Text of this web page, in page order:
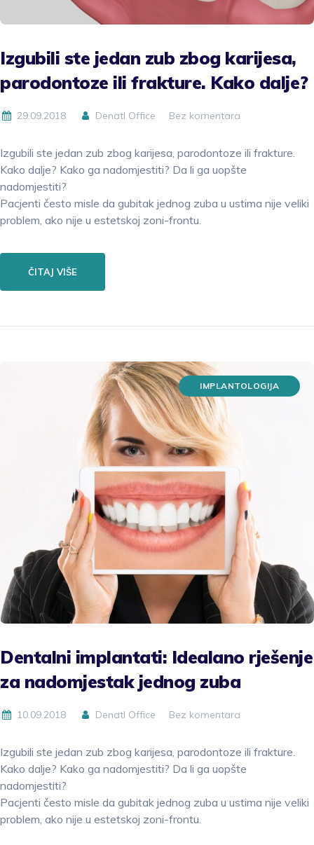
Izgubili ste jedan zub zbog karijesa,
parodontoze ili frakture. Kako dalje?
29.09.2018 Denatl Office Bez komentara
Izgubili ste jedan zub zbog karijesa, parodontoze ili frakture.
Kako dalje? Kako ga nadomjestiti? Da li ga uopšte
nadomjestiti?
Pacjenti često misle da gubitak jednog zuba u ustima nije veliki
problem, ako nije u estetskoj zoni-frontu.
ČITAJ VIŠE
IMPLANTOLOGIJA
Dentalni implantati: Idealano rješenje
za nadomjestak jednog zuba
10.09.2018 Denatl Office Bez komentara
Izgubili ste jedan zub zbog karijesa, parodontoze ili frakture.
Kako dalje? Kako ga nadomjestiti? Da li ga uopšte
nadomjestiti?
Pacjenti često misle da gubitak jednog zuba u ustima nije veliki
problem, ako nije u estetskoj zoni-frontu.